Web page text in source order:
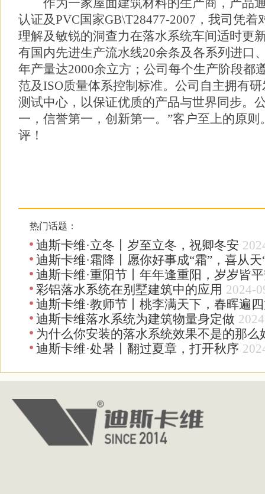
作为一家屋面建筑材料的生产商，产品通
认证及PVC国家GB\T28477-2007，我司凭着
理解及敏锐的洞查力在落水系统车间适时更
有国内先进生产流水线20余条及各系列进口
年产量达2000余立方；公司每个生产阶段都
范及ISO质量体系控制标准。公司自主拥有
测试中心，以保证优质的产品与世界同步。
一，信誉第一，创新第一。”客户至上的原
评！
热门话题：
迪斯卡维·立冬丨岁至立冬，祝卿冬安
迪斯卡维·霜降丨愿你好事成“霜”，喜从天
迪斯卡维·重阳节丨年年逢重阳，岁岁皆
彩铝落水系统在别墅建筑中的应用 2024-
迪斯卡维·教师节丨桃李满天下，春晖遍
迪斯卡维落水系统为建筑物量身定做
为什么你安装的落水系统效果不是的那么
迪斯卡维·处暑丨翻过夏章，打开秋序